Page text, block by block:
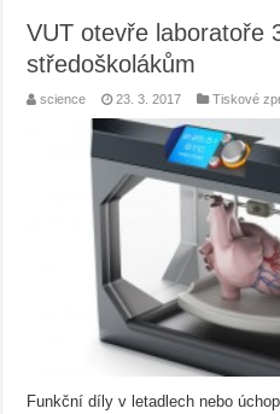
VUT otevře laboratoře
středoškolákům
science 23. 3. 2017 Tiskové
Funkční díly v letadlech nebo